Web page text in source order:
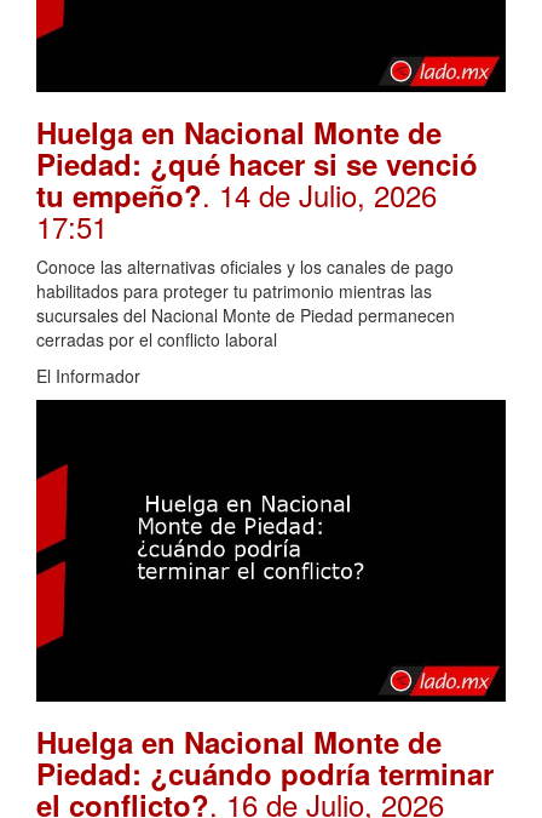
Huelga en Nacional Monte de
Piedad: ¿qué hacer si se venció
tu empeño?. 14 de Julio, 2026
17:51
Conoce las alternativas oficiales y los canales de pago
habilitados para proteger tu patrimonio mientras las
sucursales del Nacional Monte de Piedad permanecen
cerradas por el conflicto laboral
El Informador
Huelga en Nacional Monte de
Piedad: ¿cuándo podría terminar
el conflicto?. 16 de Julio, 2026